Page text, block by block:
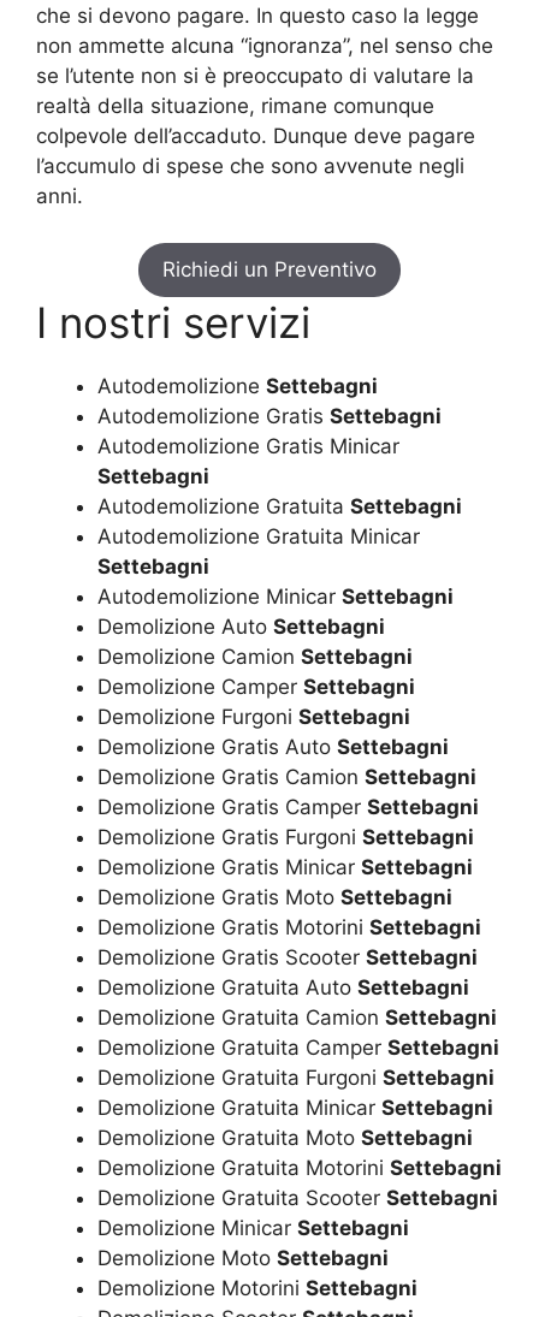
che si devono pagare. In questo caso la legge
non ammette alcuna “ignoranza”, nel senso che
se l’utente non si è preoccupato di valutare la
realtà della situazione, rimane comunque
colpevole dell’accaduto. Dunque deve pagare
l’accumulo di spese che sono avvenute negli
anni.
Richiedi un Preventivo
I nostri servizi
Autodemolizione Settebagni
Autodemolizione Gratis Settebagni
Autodemolizione Gratis Minicar
Settebagni
Autodemolizione Gratuita Settebagni
Autodemolizione Gratuita Minicar
Settebagni
Autodemolizione Minicar Settebagni
Demolizione Auto Settebagni
Demolizione Camion Settebagni
Demolizione Camper Settebagni
Demolizione Furgoni Settebagni
Demolizione Gratis Auto Settebagni
Demolizione Gratis Camion Settebagni
Demolizione Gratis Camper Settebagni
Demolizione Gratis Furgoni Settebagni
Demolizione Gratis Minicar Settebagni
Demolizione Gratis Moto Settebagni
Demolizione Gratis Motorini Settebagni
Demolizione Gratis Scooter Settebagni
Demolizione Gratuita Auto Settebagni
Demolizione Gratuita Camion Settebagni
Demolizione Gratuita Camper Settebagni
Demolizione Gratuita Furgoni Settebagni
Demolizione Gratuita Minicar Settebagni
Demolizione Gratuita Moto Settebagni
Demolizione Gratuita Motorini Settebagni
Demolizione Gratuita Scooter Settebagni
Demolizione Minicar Settebagni
Demolizione Moto Settebagni
Demolizione Motorini Settebagni